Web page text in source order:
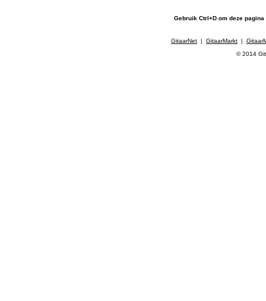
Gebruik Ctrl+D om deze
GitaarNet | GitaarMarkt |
© 2014